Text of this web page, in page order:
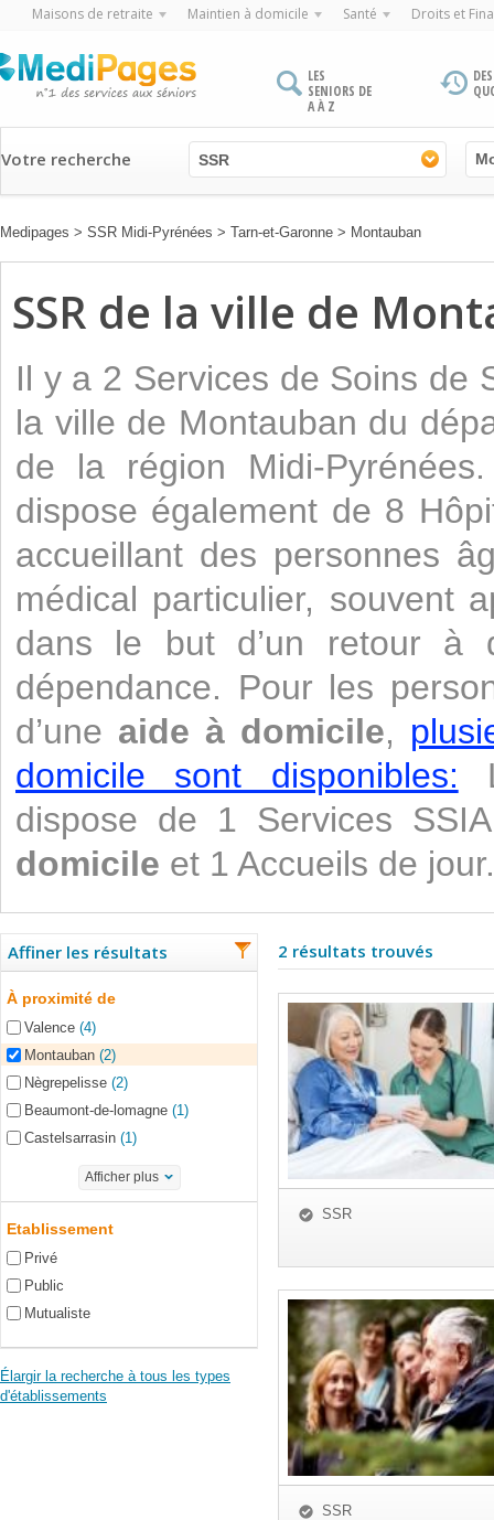
Maisons de retraite Maintien à domicile Santé Droits et
LES
SENIORS DE
A À Z
Votre recherche SSR
Medipages > SSR Midi-Pyrénées > Tarn-et-Garonne > Montauban
SSR de la ville de
Il y a 2 Services de Soins de
la ville de Montauban du
de la région Midi-
dispose également de 8
accueillant des personnes
médical particulier, souvent
dans le but d’un retour à
dépendance. Pour les
d’une aide à domicile,
domicile sont disponibles:
dispose de 1 Services
domicile et 1 Accueils de jour.
Affiner les résultats
À proximité de
Valence (4)
Montauban (2)
Nègrepelisse (2)
Beaumont-de-lomagne (1)
Castelsarrasin (1)
Afficher plus
Etablissement
Privé
Public
Mutualiste
Élargir la recherche à tous les types
d'établissements
2 résultats trouvés
SSR
SSR